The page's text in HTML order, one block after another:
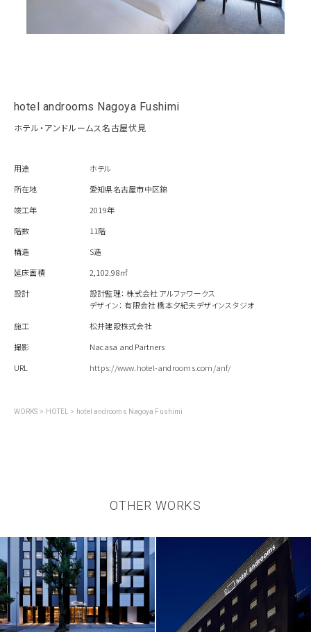
hotel androoms Nagoya Fushimi
ホテル・アンドルームス名古屋伏見
用途
ホテル
所在地
愛知県名古屋市中区錦
竣工年
2019年
階数
11階
構造
S造
延床面積
2,102.98㎡
設計
設計監理： 株式会社 アルファワークス
デザイン： 有限会社 橋本夕紀夫デザインスタジオ
施工
松井建設株式会社
撮影
Nacasa and Partners
URL
https://www.hotel-androoms.com/anf/
WORKS > HOTEL > hotel androoms Nagoya Fushimi
OTHER WORKS